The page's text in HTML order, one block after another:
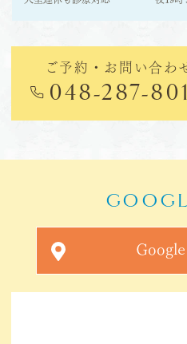
患者様にはご迷惑をお
卒宜しくお願い致します
イオンモール川口3階の
臨時休診についてお知ら
7月20日(月)は臨時休診
ます。
ご予約・お問い合わ
048-287-